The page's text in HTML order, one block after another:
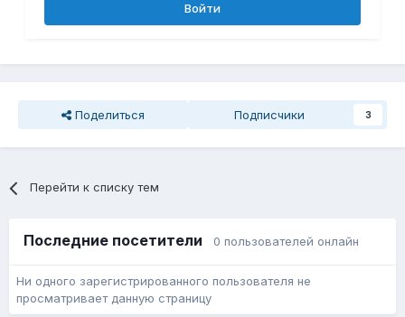
Войти
Поделиться Подписчики 3
Перейти к списку тем
Последние посетители 0 пользователей онлайн
Ни одного зарегистрированного пользователя не
просматривает данную страницу